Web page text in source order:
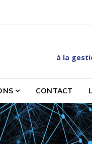
et des
CONTACT
à la